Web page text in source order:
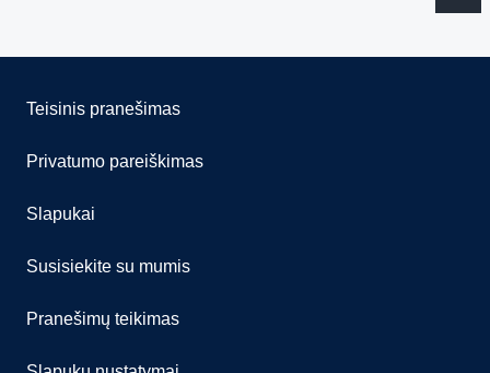
Teisinis pranešimas
Privatumo pareiškimas
Slapukai
Susisiekite su mumis
Pranešimų teikimas